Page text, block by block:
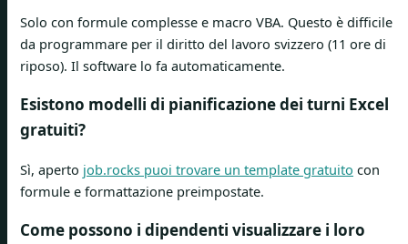
Solo con formule complesse e macro VBA. Questo è difficile
da programmare per il diritto del lavoro svizzero (11 ore di
riposo). Il software lo fa automaticamente.
Esistono modelli di pianificazione dei turni Excel
gratuiti?
Sì, aperto job.rocks puoi trovare un template gratuito con
formule e formattazione preimpostate.
Come possono i dipendenti visualizzare i loro